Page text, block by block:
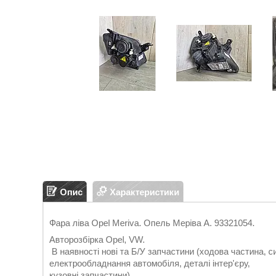
Опис Характеристики
Фара ліва Opel Meriva. Опель Меріва А. 93321054.
Авторозбірка Opel, VW.
В наявності нові та Б/У запчастини (ходова частина,
електрообладнання автомобіля, деталі інтер'єру,